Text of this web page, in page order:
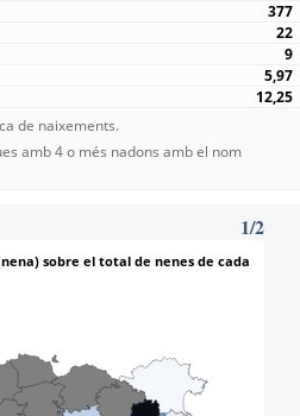
377
22
9
5,97
12,25
de naixements.
amb 4 o més nadons amb el nom